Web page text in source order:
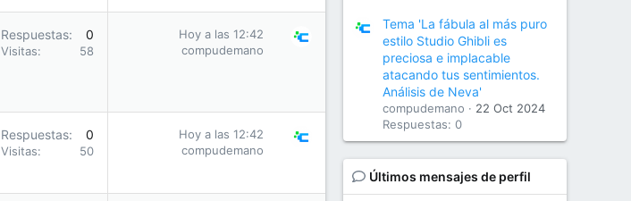
Respuestas 0
Visitas 58
Hoy a las 12:42
compudemano
Respuestas 0
Visitas 50
Hoy a las 12:42
compudemano
Tema 'La fábula al más puro
estilo Studio Ghibli es
preciosa e implacable
atacando tus sentimientos.
Análisis de Neva'
compudemano
22 Oct 2024
Respuestas: 0
Últimos mensajes de perfil